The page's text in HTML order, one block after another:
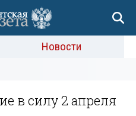
Новости
в силу 2 апреля